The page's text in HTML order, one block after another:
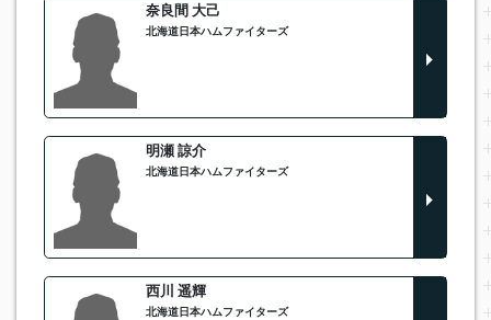
奈良間 大己
北海道日本ハムファイターズ
明瀬 諒介
北海道日本ハムファイターズ
西川 遥輝
北海道日本ハムファイターズ